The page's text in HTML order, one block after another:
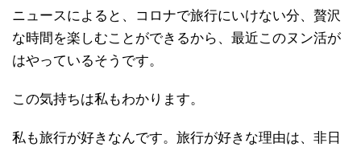
ニュースによると、コロナで旅行にいけない分、贅沢
な時間を楽しむことができるから、最近このヌン活が
はやっているそうです。
この気持ちは私もわかります。
私も旅行が好きなんです。旅行が好きな理由は、非日